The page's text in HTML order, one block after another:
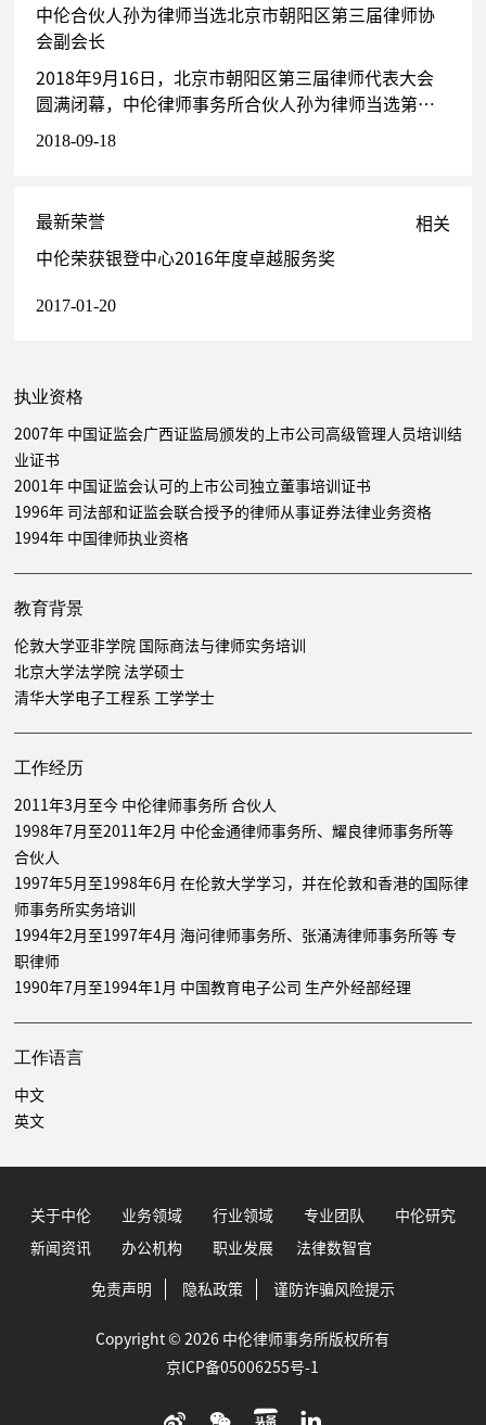
代理北京普洛斯马驹桥物流发展有限公司处理建设工程相关纠纷案
代理中国光大银行、中国农业银行信托投资公司等处理数十起借款、
担保、融资租赁等合同纠纷案
代理香港长达科技有限公司处理在中国国际经济贸易仲裁委员会审理
代理建行北京信托投资公司处理房地产合同纠纷案
代理中远集团财务公司处理资金拆借合同纠纷案
代理大港油田集团有限责任公司处理5000万元银行存单纠纷案
代理上海合建资产管理有限公司处理抵债房地产转让纠纷案
代理山海关船舶重工有限责任公司处理在中国海事仲裁委员会审理的
涉外修船合同纠纷案
中伦合伙人孙为律师当选北京市朝阳区第三届律师协
会副会长
2018年9月16日，北京市朝阳区第三届律师代表大会
圆满闭幕，中伦律师事务所合伙人孙为律师当选第三
2018-09-18
最新荣誉 相关
中伦荣获银登中心2016年度卓越服务奖
2017-01-20
执业资格
2007年 中国证监会广西证监局颁发的上市公司高级管理人员培训结
业证书
2001年 中国证监会认可的上市公司独立董事培训证书
1996年 司法部和证监会联合授予的律师从事证券法律业务资格
1994年 中国律师执业资格
教育背景
伦敦大学亚非学院 国际商法与律师实务培训
北京大学法学院 法学硕士
清华大学电子工程系 工学学士
工作经历
2011年3月至今 中伦律师事务所 合伙人
1998年7月至2011年2月 中伦金通律师事务所、耀良律师事务所等
合伙人
1997年5月至1998年6月 在伦敦大学学习，并在伦敦和香港的国际律
师事务所实务培训
1994年2月至1997年4月 海问律师事务所、张涌涛律师事务所等 专
职律师
1990年7月至1994年1月 中国教育电子公司 生产外经部经理
工作语言
中文
英文
关于中伦 业务领域 行业领域 专业团队 中伦研究
新闻资讯 办公机构 职业发展 法律数智官
免责声明 隐私政策 谨防诈骗风险提示
Copyright © 2026 中伦律师事务所版权所有
京ICP备05006255号-1